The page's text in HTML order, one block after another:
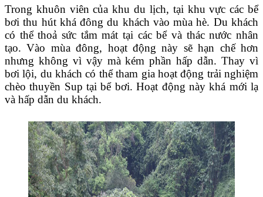
Trong khuôn viên của khu du lịch, tại khu vực các bể
bơi thu hút khá đông du khách vào mùa hè. Du khách
có thể thoả sức tắm mát tại các bể và thác nước nhân
tạo. Vào mùa đông, hoạt động này sẽ hạn chế hơn
nhưng không vì vậy mà kém phần hấp dẫn. Thay vì
bơi lội, du khách có thể tham gia hoạt động trải nghiệm
chèo thuyền Sup tại bể bơi. Hoạt động này khá mới lạ
và hấp dẫn du khách.